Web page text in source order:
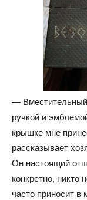
— Вместительный
ручкой и
крышке мне
рассказывает
Он настоящий
конкретно,
часто приносит в